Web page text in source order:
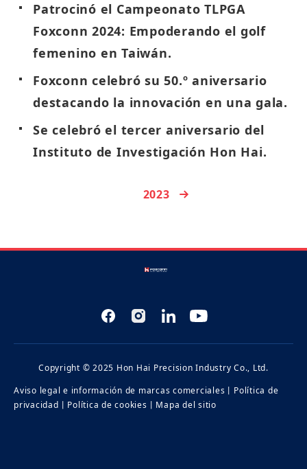
Patrocinó el Campeonato TLPGA
Foxconn 2024: Empoderando el golf
femenino en Taiwán.
Foxconn celebró su 50.º aniversario
destacando la innovación en una gala.
Se celebró el tercer aniversario del
Instituto de Investigación Hon Hai.
2023
Copyright © 2025 Hon Hai Precision Industry Co., Ltd.
Aviso legal e información de marcas comerciales 丨 Política de
privacidad 丨 Política de cookies 丨 Mapa del sitio